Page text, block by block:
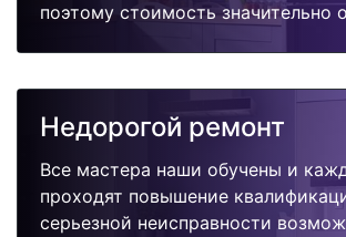
поэтому стоимость значительно
Недорогой ремонт
Все мастера наши обучены и
проходят повышение
серьезной неисправности